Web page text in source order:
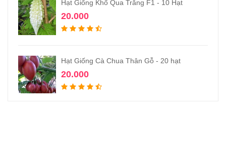
Hạt Giống Khổ Qua Trắng F1 - 10 Hạt
20.000
Hạt Giống Cà Chua Thân Gỗ - 20 hạt
20.000